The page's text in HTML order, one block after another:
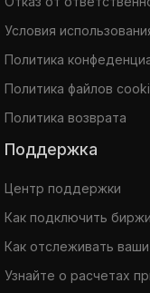
Условия
Политика
Политика файлов
Политика возврата
Поддержка
Центр поддержки
Как подключить
Как отслеживать
Узнайте о расчетах